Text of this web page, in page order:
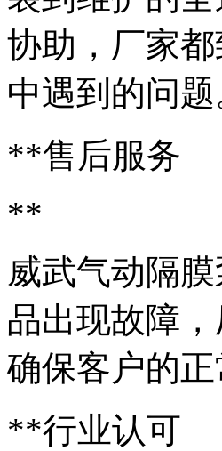
协助，厂家
中遇到的问题
**售后服务
**
威武气动隔
品出现故障
确保客户的
**行业认可